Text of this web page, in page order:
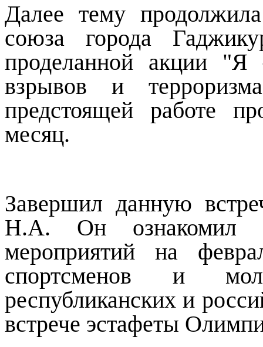
Далее тему продолжила
союза города
проделанной акции
взрывов и
предстоящей работе
месяц.
Завершил данную
Н.А. Он ознакомил
мероприятий на
спортсменов и
республиканских и
встрече эстафеты